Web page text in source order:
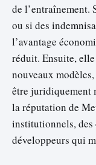
de l’entraînement.
ou si des
l’avantage
réduit. Ensuite,
nouveaux
être juridiquement
la réputation de
institutionnels, des
développeurs qui